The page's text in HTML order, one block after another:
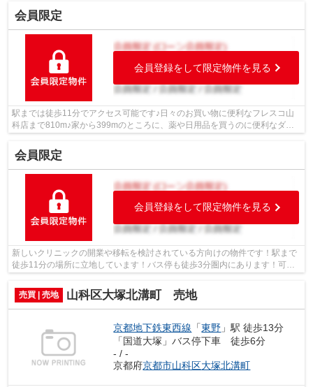
会員限定
会員登録をして限定物件を見る
駅までは徒歩11分でアクセス可能です♪日々のお買い物に便利なフレスコ山
科店まで810m♪家から399mのところに、薬や日用品を買うのに便利なダッ
会員限定
会員登録をして限定物件を見る
新しいクリニックの開業や移転を検討されている方向けの物件です！駅まで
徒歩11分の場所に立地しています！バス停も徒歩3分圏内にあります！可能
売買 | 売地
山科区大塚北溝町 売地
京都地下鉄東西線 「東野 」駅 徒歩13分
「国道大塚」バス停下車 徒歩6分
- / -
京都府京都市山科区大塚北溝町